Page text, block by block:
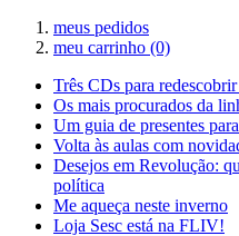
meus pedidos
meu carrinho (0)
Três CDs para
Os mais procurados da
Um guia de presentes
Volta às aulas com
Desejos em Revolução:
política
Me aqueça neste inverno
Loja Sesc está na FLIV!